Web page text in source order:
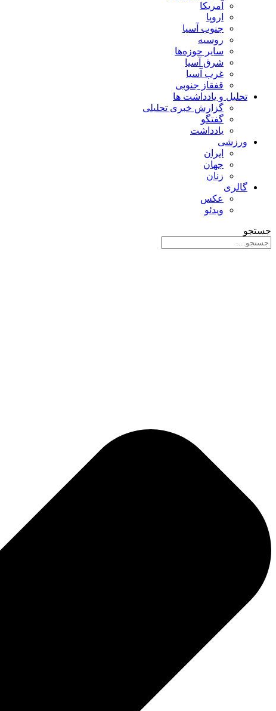
آمریکا
اروپا
جنوب آسیا
روسیه
سایر حوزه‌ها
شرق آسیا
غرب آسیا
قفقاز جنوبی
تحلیل و یادداشت ها
گزارش خبری تحلیلی
گفتگو
یادداشت
ورزشی
ایران
جهان
زنان
گالری
عکس
ویدئو
جستجو